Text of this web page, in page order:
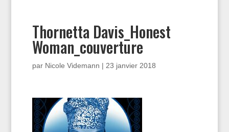
Thornetta Davis_Honest
Woman_couverture
par Nicole Videmann | 23 janvier 2018